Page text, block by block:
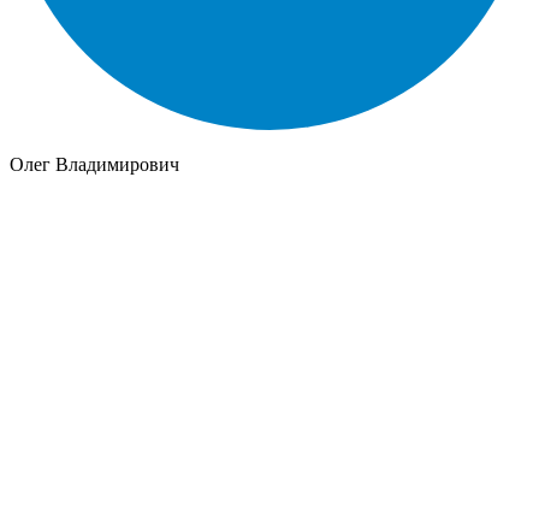
Олег Владимирович